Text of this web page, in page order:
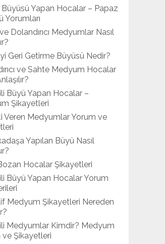
Yapan Hocalar – Papaz
Yorumları
Dolandırıcı Medyumlar Nasıl
Geri Getirme Büyüsü Nedir?
ve Sahte Medyum Hocalar
Büyü Yapan Hocalar –
Şikayetleri
Veren Medyumlar Yorum ve
Yapılan Büyü Nasıl
Hocalar Şikayetleri
Büyü Yapan Hocalar Yorum
Medyum Şikayetleri Nereden
Medyumlar Kimdir? Medyum
ve Şikayetleri